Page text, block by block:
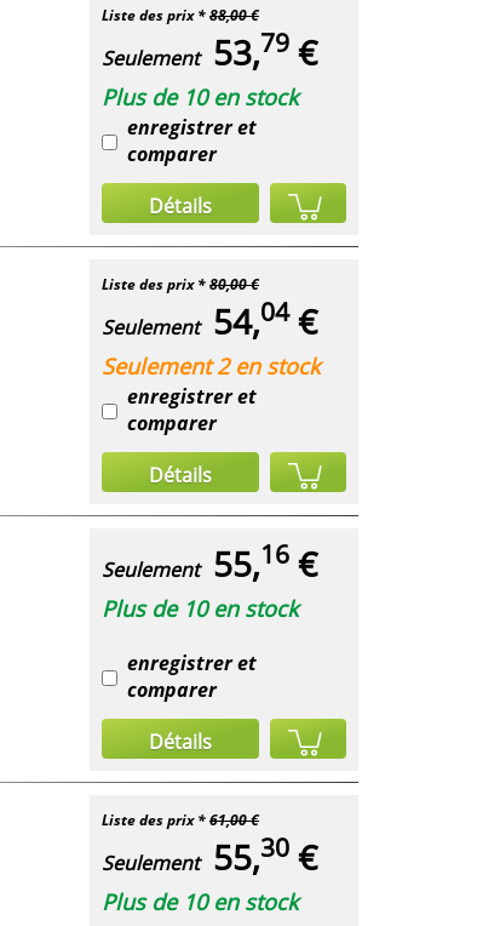
Liste des prix *88,00 €
Seulement 53,79 €
Plus de 10 en stock
enregistrer et
comparer
Détails
Liste des prix *80,00 €
Seulement 54,04€
Seulement 2 en stock
enregistrer et
comparer
Détails
Seulement 55,16 €
Plus de 10 en stock
enregistrer et
comparer
Détails
Liste des prix *61,00 €
Seulement 55,30 €
Plus de 10 en stock